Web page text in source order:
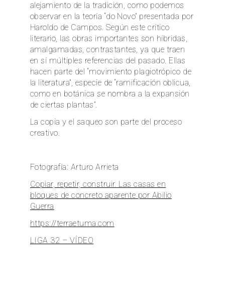
alejamiento de la tradición, como podemos
observar en la teoría “do Novo” presentada por
Haroldo de Campos. Según este crítico
literario, las obras importantes son híbridas,
amalgamadas, contrastantes, ya que traen
en sí múltiples referencias del pasado. Ellas
hacen parte del “movimiento plagiotrópico de
la literatura”, especie de “ramificación oblicua,
como en botánica se nombra a la expansión
de ciertas plantas”.
La copia y el saqueo son parte del proceso
creativo.
Fotografía: Arturo Arrieta
Copiar, repetir, construir. Las casas en
bloques de concreto aparente por Abilio
Guerra
https://terraetuma.com
LIGA 32 – VÍDEO